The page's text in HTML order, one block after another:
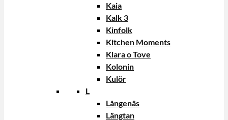
Kaia
Kalk 3
Kinfolk
Kitchen Moments
Klara o Tove
Kolonin
Kulör
L
Långenäs
Längtan